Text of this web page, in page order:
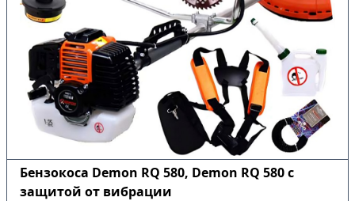
Бензокоса Demon RQ 580, Demon RQ 580 с
защитой от вибрации